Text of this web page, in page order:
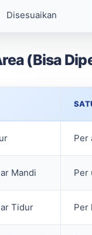
Disesuaikan
(Bisa
Per
Mandi Per
Tidur Per